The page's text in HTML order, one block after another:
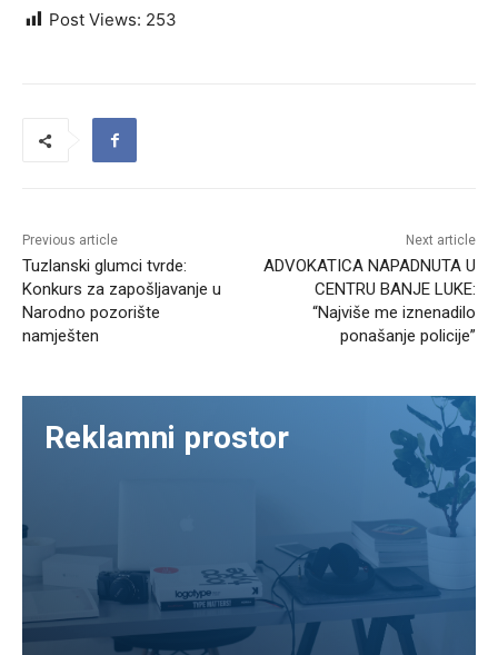
Post Views: 253
Previous article
Tuzlanski glumci tvrde:
Konkurs za zapošljavanje u
Narodno pozorište
namješten
Next article
ADVOKATICA NAPADNUTA U
CENTRU BANJE LUKE:
“Najviše me iznenadilo
ponašanje policije”
Reklamni prostor